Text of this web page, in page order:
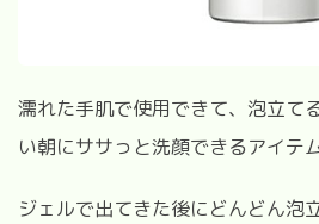
濡れた手肌で使用できて、泡立て
い朝にササっと洗顔できるアイテ
ジェルで出てきた後にどんどん泡